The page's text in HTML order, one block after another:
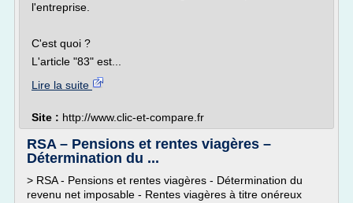
l'entreprise.
C'est quoi ?
L'article "83" est...
Lire la suite
Site : http://www.clic-et-compare.fr
RSA – Pensions et rentes viagères –
Détermination du ...
> RSA - Pensions et rentes viagères - Détermination du
revenu net imposable - Rentes viagères à titre onéreux